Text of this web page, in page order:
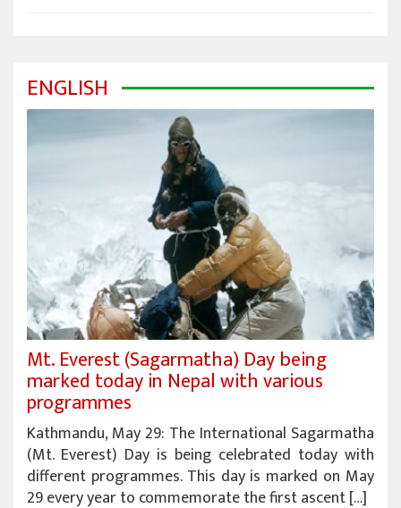
ENGLISH
Mt. Everest (Sagarmatha) Day being
marked today in Nepal with various
programmes
Kathmandu, May 29: The International Sagarmatha
(Mt. Everest) Day is being celebrated today with
different programmes. This day is marked on May
29 every year to commemorate the first ascent […]